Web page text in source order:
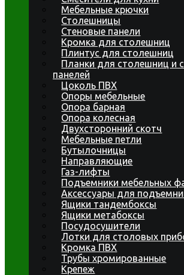
Мебельные крючки
Столешницы
Стеновые панели
Кромка для столешниц
Плинтус для столешниц
Планки для столешниц и
панелей
Цоколь ПВХ
Опоры мебельные
Опора барная
Опора колесная
Двухсторонний скотч
Мебельные петли
Бутылочницы
Направляющие
Газ-лифты
Подъемники мебельных
Аксессуары для
Ящики тандембоксы
Ящики метабоксы
Посудосушители
Лотки для столовых
Кромка ПВХ
Трубы хромированные
Крепеж